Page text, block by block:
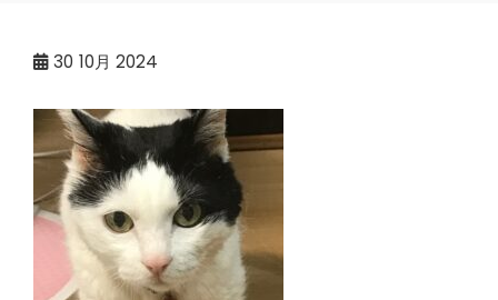
30 10月 2024